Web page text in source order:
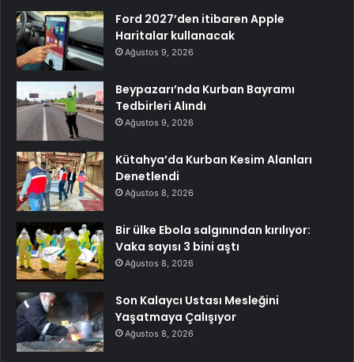
Ford 2027’den itibaren Apple
Haritalar kullanacak
Ağustos 9, 2026
Beypazarı’nda Kurban Bayramı
Tedbirleri Alındı
Ağustos 9, 2026
Kütahya’da Kurban Kesim Alanları
Denetlendi
Ağustos 8, 2026
Bir ülke Ebola salgınından kırılıyor:
Vaka sayısı 3 bini aştı
Ağustos 8, 2026
Son Kalaycı Ustası Mesleğini
Yaşatmaya Çalışıyor
Ağustos 8, 2026